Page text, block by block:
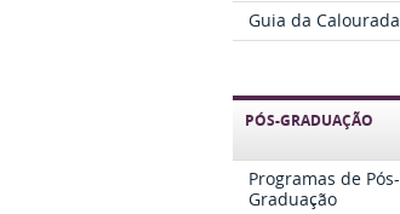
Guia da Calourada
PÓS-GRADUAÇÃO
Programas de Pós-
Graduação